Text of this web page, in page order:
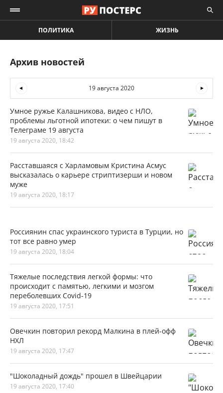
ПОЛИТИКА ЖИЗНЬ
Архив новостей
19 августа 2020
Умное ружье Калашникова, видео с НЛО,
проблемы льготной ипотеки: о чем пишут в
Телеграме 19 августа
19 августа 2020, 18:42
Расставшаяся с Харламовым Кристина Асмус
высказалась о карьере стриптизерши и новом
муже
19 августа 2020, 18:17
Россиянин спас украинского туриста в Турции, но
тот все равно умер
19 августа 2020, 18:04
Тяжелые последствия легкой формы: что
происходит с памятью, легкими и мозгом
переболевших Covid-19
19 августа 2020, 17:51
Овечкин повторил рекорд Малкина в плей-офф
НХЛ
19 августа 2020, 17:47
"Шоколадный дождь" прошел в Швейцарии
19 августа 2020, 17:40